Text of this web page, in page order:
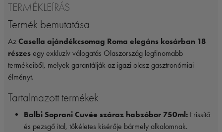
TERMÉKLEÍRÁS
Termék bemutatása
Az Casella ajándékcsomag Roma elegáns kosárban 18
részes egy exkluzív válogatás Olaszország legfinomabb
termékeiből, melyek garantálják az igazi olasz gasztronómiai
élményt.
Tartalmazott termékek
Balbi Soprani Cuvée száraz habzóbor 750ml: Frissítő
és pezsgő ital, tökéletes kísérője bármely alkalomnak.